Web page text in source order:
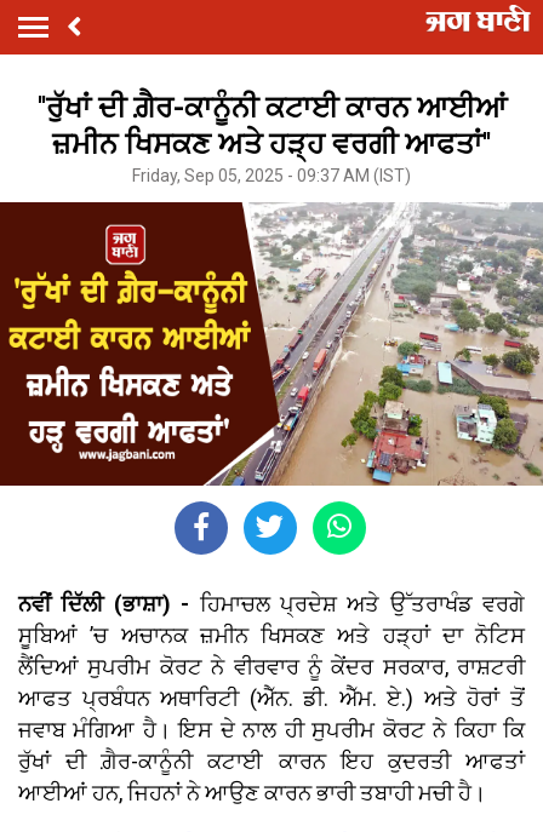
''ਰੁੱਖਾਂ ਦੀ ਗ਼ੈਰ-ਕਾਨੂੰਨੀ ਕਟਾਈ ਕਾਰਨ ਆਈਆਂ
ਜ਼ਮੀਨ ਖਿਸਕਣ ਅਤੇ ਹੜ੍ਹ ਵਰਗੀ ਆਫਤਾਂ''
Friday, Sep 05, 2025 - 09:37 AM (IST)
ਨਵੀਂ ਦਿੱਲੀ (ਭਾਸ਼ਾ) - ਹਿਮਾਚਲ ਪ੍ਰਦੇਸ਼ ਅਤੇ ਉੱਤਰਾਖੰਡ ਵਰਗੇ
ਸੂਬਿਆਂ ’ਚ ਅਚਾਨਕ ਜ਼ਮੀਨ ਖਿਸਕਣ ਅਤੇ ਹੜ੍ਹਾਂ ਦਾ ਨੋਟਿਸ
ਲੈਂਦਿਆਂ ਸੁਪਰੀਮ ਕੋਰਟ ਨੇ ਵੀਰਵਾਰ ਨੂੰ ਕੇਂਦਰ ਸਰਕਾਰ, ਰਾਸ਼ਟਰੀ
ਆਫਤ ਪ੍ਰਬੰਧਨ ਅਥਾਰਿਟੀ (ਐੱਨ. ਡੀ. ਐੱਮ. ਏ.) ਅਤੇ ਹੋਰਾਂ ਤੋਂ
ਜਵਾਬ ਮੰਗਿਆ ਹੈ। ਇਸ ਦੇ ਨਾਲ ਹੀ ਸੁਪਰੀਮ ਕੋਰਟ ਨੇ ਕਿਹਾ ਕਿ
ਰੁੱਖਾਂ ਦੀ ਗ਼ੈਰ-ਕਾਨੂੰਨੀ ਕਟਾਈ ਕਾਰਨ ਇਹ ਕੁਦਰਤੀ ਆਫਤਾਂ
ਆਈਆਂ ਹਨ, ਜਿਹਨਾਂ ਨੇ ਆਉਣ ਕਾਰਨ ਭਾਰੀ ਤਬਾਹੀ ਮਚੀ ਹੈ।